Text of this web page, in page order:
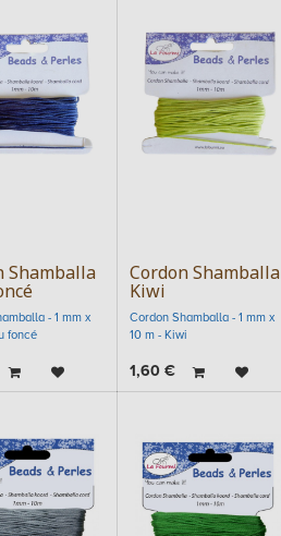
Shamballa
- 1 mm x
foncé
Cordon Shamballa
Kiwi
Cordon Shamballa - 1 mm x
10 m - Kiwi
1,60€